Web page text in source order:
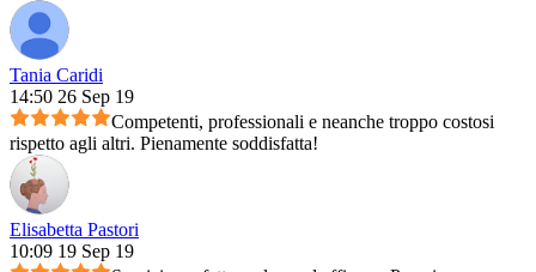
Tania Caridi
14:50 26 Sep 19
Competenti, professionali e neanche troppo costosi
rispetto agli altri. Pienamente soddisfatta!
Elisabetta Pastori
10:09 19 Sep 19